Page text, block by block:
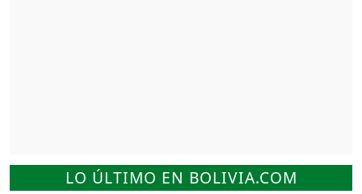
LO ÚLTIMO EN BOLIVIA.COM